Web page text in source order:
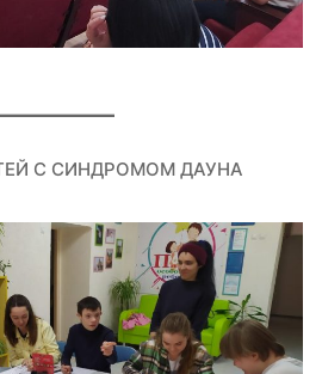
С СИНДРОМОМ ДАУНА